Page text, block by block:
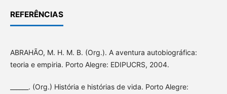
REFERÊNCIAS
ABRAHÃO, M. H. M. B. (Org.). A aventura autobiográfica:
teoria e empiria. Porto Alegre: EDIPUCRS, 2004.
______. (Org.) História e histórias de vida. Porto Alegre: